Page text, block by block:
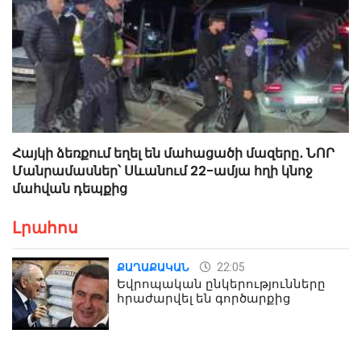
Հայկի ձեռքում եղել են մահացածի մազերը․ ՆՈՐ
Մանրամասներ՝ Սևանում 22-ամյա հղի կնոջ
մահվան դեպքից
Լրահոս
ՔԱՂԱՔԱԿԱՆ 22:05
Եվրոպական ընկերությունները
հրաժարվել են գործարքից